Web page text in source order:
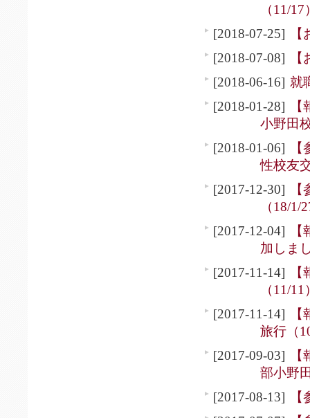
（11/17
[2018-07-25]
[2018-07-08]
[2018-06-16] 就
[2018-01-28]
小野田
[2018-01-06]
性校友
[2017-12-30]
（18/1/
[2017-12-04]
加しま
[2017-11-14]
（11/11
[2017-11-14]
旅行（
[2017-09-03]
部小野
[2017-08-13]